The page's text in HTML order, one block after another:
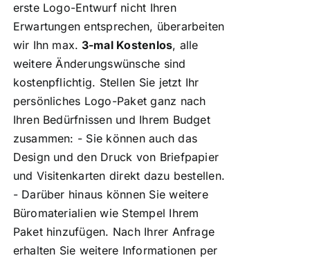
erste Logo-Entwurf nicht Ihren
Erwartungen entsprechen, überarbeiten
wir Ihn max. 3-mal Kostenlos, alle
weitere Änderungswünsche sind
kostenpflichtig. Stellen Sie jetzt Ihr
persönliches Logo-Paket ganz nach
Ihren Bedürfnissen und Ihrem Budget
zusammen: - Sie können auch das
Design und den Druck von Briefpapier
und Visitenkarten direkt dazu bestellen.
- Darüber hinaus können Sie weitere
Büromaterialien wie Stempel Ihrem
Paket hinzufügen. Nach Ihrer Anfrage
erhalten Sie weitere Informationen per